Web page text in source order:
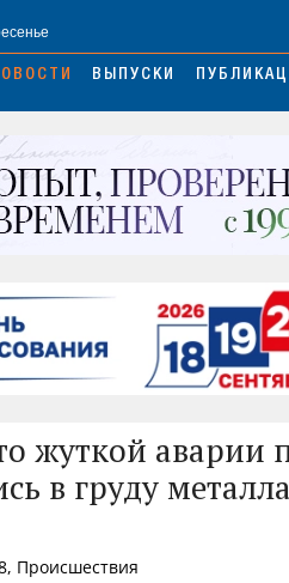
ВЫПУСКИ
жуткой
в груду
Происшествия